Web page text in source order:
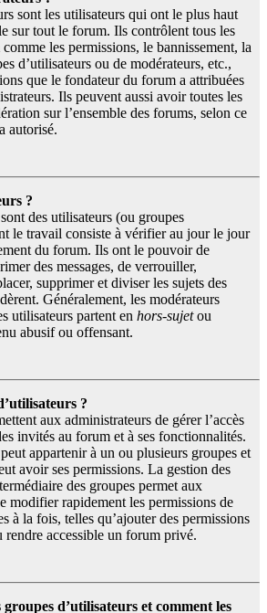
sont les utilisateurs qui ont le plus haut
sur tout le forum. Ils contrôlent tous les
les permissions, le bannissement, la
d’utilisateurs ou de modérateurs, etc.,
que le fondateur du forum a attribuées
Ils peuvent aussi avoir toutes les
sur l’ensemble des forums, selon ce
autorisé.
?
des utilisateurs (ou groupes
le travail consiste à vérifier au jour le jour
du forum. Ils ont le pouvoir de
des messages, de verrouiller,
supprimer et diviser les sujets des
Généralement, les modérateurs
utilisateurs partent en hors-sujetou
abusif ou offensant.
?
aux administrateurs de gérer l’accès
invités au forum et à ses fonctionnalités.
appartenir à un ou plusieurs groupes et
avoir ses permissions. La gestion des
des groupes permet aux
modifier rapidement les permissions de
à la fois, telles qu’ajouter des permissions
rendre accessible un forum privé.
d’utilisateurs et comment les